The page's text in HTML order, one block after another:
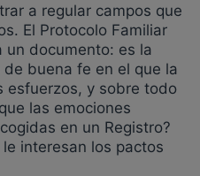
a regular campos que
El Protocolo Familiar
un documento: es la
buena fe en el que la
esfuerzos, y sobre todo
las emociones
en un Registro?
interesan los pactos